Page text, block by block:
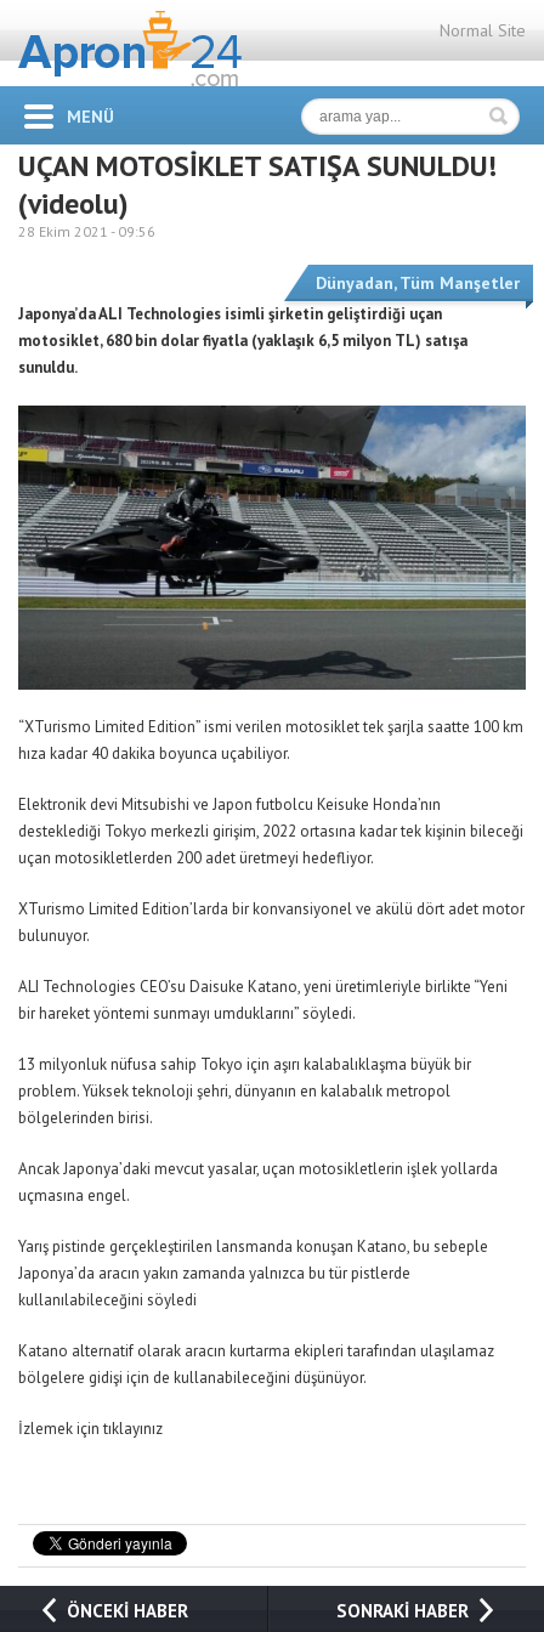
Normal Site
MENÜ
UÇAN MOTOSİKLET SATIŞA SUNULDU!
(videolu)
28 Ekim 2021 - 09:56
Dünyadan,Tüm Manşetler
Japonya’da ALI Technologies isimli şirketin geliştirdiği uçan
motosiklet, 680 bin dolar fiyatla (yaklaşık 6,5 milyon TL) satışa
sunuldu.
“XTurismo Limited Edition” ismi verilen motosiklet tek şarjla saatte 100 km
hıza kadar 40 dakika boyunca uçabiliyor.
Elektronik devi Mitsubishi ve Japon futbolcu Keisuke Honda’nın
desteklediği Tokyo merkezli girişim, 2022 ortasına kadar tek kişinin bileceği
uçan motosikletlerden 200 adet üretmeyi hedefliyor.
XTurismo Limited Edition’larda bir konvansiyonel ve akülü dört adet motor
bulunuyor.
ALI Technologies CEO’su Daisuke Katano, yeni üretimleriyle birlikte “Yeni
bir hareket yöntemi sunmayı umduklarını” söyledi.
13 milyonluk nüfusa sahip Tokyo için aşırı kalabalıklaşma büyük bir
problem. Yüksek teknoloji şehri, dünyanın en kalabalık metropol
bölgelerinden birisi.
Ancak Japonya’daki mevcut yasalar, uçan motosikletlerin işlek yollarda
uçmasına engel.
Yarış pistinde gerçekleştirilen lansmanda konuşan Katano, bu sebeple
Japonya’da aracın yakın zamanda yalnızca bu tür pistlerde
kullanılabileceğini söyledi
Katano alternatif olarak aracın kurtarma ekipleri tarafından ulaşılamaz
bölgelere gidişi için de kullanabileceğini düşünüyor.
İzlemek için tıklayınız
ÖNCEKİ HABER SONRAKİ HABER